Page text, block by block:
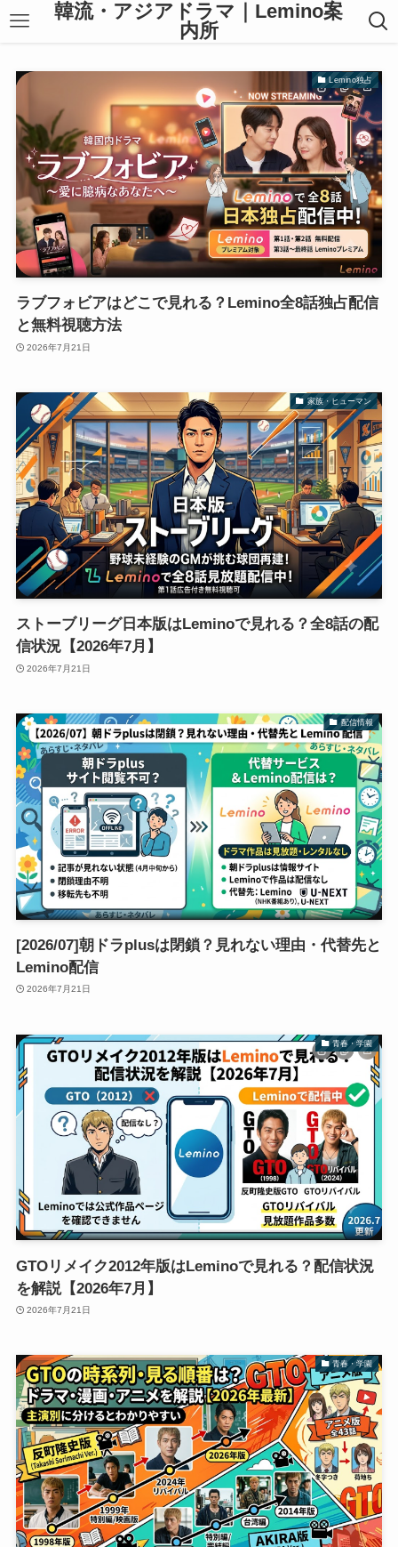
韓流・アジアドラマ｜Lemino案
内所
Lemino独占
ラブフォビアはどこで見れる？Lemino全8話独占配信
と無料視聴方法
2026年7月21日
家族・ヒューマン
ストーブリーグ日本版はLeminoで見れる？全8話の配
信状況【2026年7月】
2026年7月21日
配信情報
[2026/07]朝ドラplusは閉鎖？見れない理由・代替先と
Lemino配信
2026年7月21日
青春・学園
GTOリメイク2012年版はLeminoで見れる？配信状況
を解説【2026年7月】
2026年7月21日
青春・学園